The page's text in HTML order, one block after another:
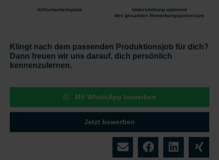
Vollzeitarbeitsplatz
Unterstützung während
des gesamten Bewerbungsprozesses
Klingt nach dem passenden Produktionsjob für dich?
Dann freuen wir uns darauf, dich persönlich
kennenzulernen.
Mit WhatsApp bewerben
Jetzt bewerben